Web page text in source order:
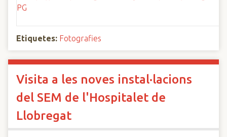
Etiquetes: Fotografies
Visita a les noves instal·lacions
del SEM de l'Hospitalet de
Llobregat